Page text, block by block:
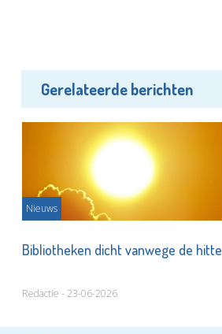
Gerelateerde berichten
Nieuws
Bibliotheken dicht vanwege de hitte
Redactie - 23-06-2026